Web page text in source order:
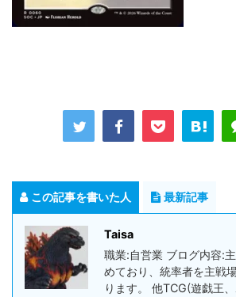
この記事を書いた人 最新記事
Taisa
職業:自営業 ブログ内容:
めており、統率者を主戦
ります。 他TCG(遊戯王